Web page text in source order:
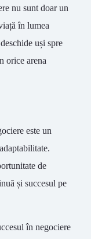
nu sunt doar un
în lumea
uși spre
orice arena
este un
de
și succesul pe
în negociere